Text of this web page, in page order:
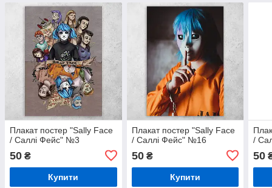
Плакат постер "Sally Face
/ Саллі Фейс" №3
50 ₴
Купити
Плакат постер "Sally Face
/ Саллі Фейс" №16
50₴
Купити
/
50